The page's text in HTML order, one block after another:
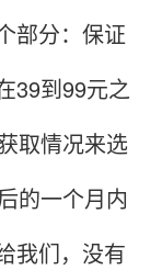
部分：保证
39到99元之
取情况来选
的一个月内
我们，没有